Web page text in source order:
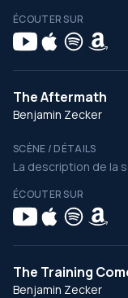
ÉCOUTER SUR
The Aftermath
Benjamin Zecker
SCÈNE / DÉTAILS
La description de la
ÉCOUTER SUR
The Training
Benjamin Zecker